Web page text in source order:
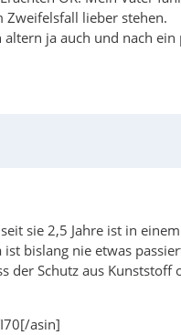
Zweifelsfall lieber stehen.
ja auch und nach
sie 2,5 Jahre ist in
bislang nie etwas
Schutz aus
asin]